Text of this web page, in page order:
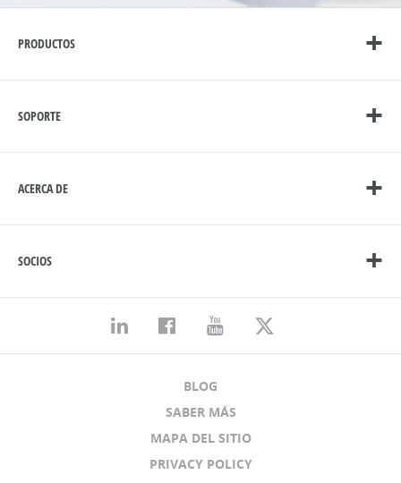
PRODUCTOS
SOPORTE
ACERCA DE
SOCIOS
BLOG
SABER MÁS
MAPA DEL SITIO
PRIVACY POLICY